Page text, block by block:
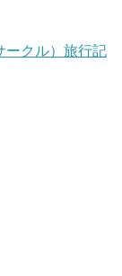
ークル）旅行記